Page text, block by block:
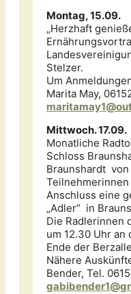
Montag, 15.09.
„Herzhaft
Stelzer.
Um
Marita May,
Mittwoch. 17.09.
Monatliche
Schloss
Braunshardt
Anschluss eine
„Adler“ in
Die Radlerinnen
um 12.30 Uhr
Ende der
Nähere
Bender, Tel.